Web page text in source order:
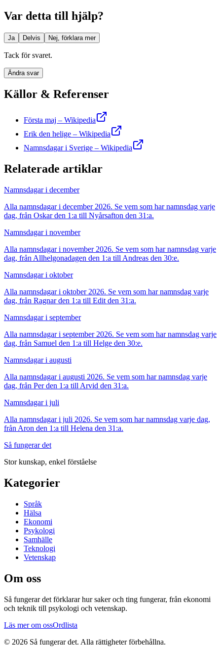
Var detta till hjälp?
Ja Delvis Nej, förklara mer
Tack för svaret.
Ändra svar
Källor & Referenser
Första maj – Wikipedia
Erik den helige – Wikipedia
Namnsdagar i Sverige – Wikipedia
Relaterade artiklar
Namnsdagar i december
Alla namnsdagar i december 2026. Se vem som har namnsdag varje
dag, från Oskar den 1:a till Nyårsafton den 31:a.
Namnsdagar i november
Alla namnsdagar i november 2026. Se vem som har namnsdag varje
dag, från Allhelgonadagen den 1:a till Andreas den 30:e.
Namnsdagar i oktober
Alla namnsdagar i oktober 2026. Se vem som har namnsdag varje
dag, från Ragnar den 1:a till Edit den 31:a.
Namnsdagar i september
Alla namnsdagar i september 2026. Se vem som har namnsdag varje
dag, från Samuel den 1:a till Helge den 30:e.
Namnsdagar i augusti
Alla namnsdagar i augusti 2026. Se vem som har namnsdag varje
dag, från Per den 1:a till Arvid den 31:a.
Namnsdagar i juli
Alla namnsdagar i juli 2026. Se vem som har namnsdag varje dag,
från Aron den 1:a till Helena den 31:a.
Så fungerar det
Stor kunskap, enkel förståelse
Kategorier
Språk
Hälsa
Ekonomi
Psykologi
Samhälle
Teknologi
Vetenskap
Om oss
Så fungerar det förklarar hur saker och ting fungerar, från ekonomi
och teknik till psykologi och vetenskap.
Läs mer om ossOrdlista
© 2026 Så fungerar det. Alla rättigheter förbehållna.